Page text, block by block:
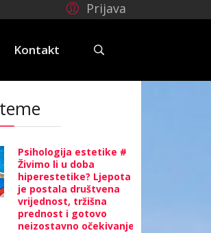
Prijava
Kontakt
Psihologija estetike #
Živimo li u doba
hiperestetike? Ljepota
je postala društvena
vrijednost, tržišna
prednost i gotovo
neizostavno očekivanje